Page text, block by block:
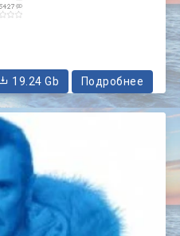
19.24 Gb Подробнее